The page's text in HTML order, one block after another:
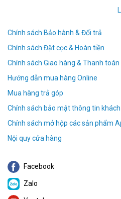
Chính sách Bảo hành & Đổi trả
Chính sách Đặt cọc & Hoàn tiền
Chính sách Giao hàng & Thanh toán
Hướng dẫn mua hàng Online
Mua hàng trả góp
Chính sách bảo mật thông tin
Chính sách mở hộp các sản phẩm
Nội quy cửa hàng
Facebook
Zalo